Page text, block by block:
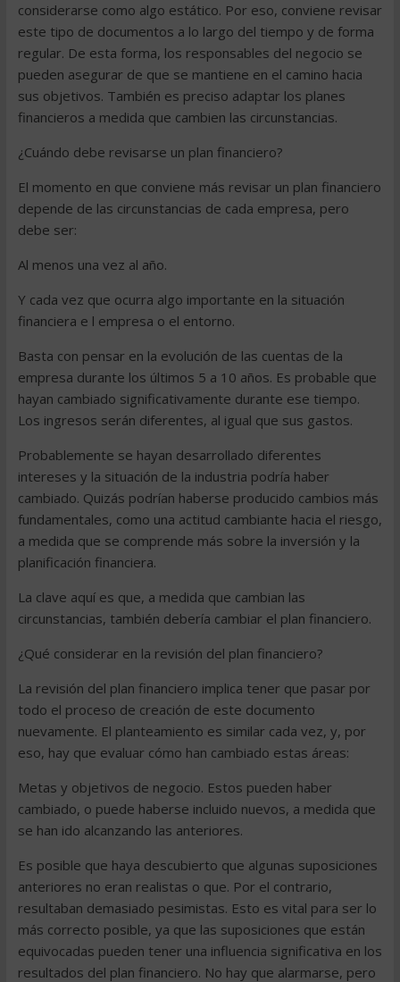
considerarse como algo estático. Por eso, conviene revisar
este tipo de documentos a lo largo del tiempo y de forma
regular. De esta forma, los responsables del negocio se
pueden asegurar de que se mantiene en el camino hacia
sus objetivos. También es preciso adaptar los planes
financieros a medida que cambien las circunstancias.
¿Cuándo debe revisarse un plan financiero?
El momento en que conviene más revisar un plan financiero
depende de las circunstancias de cada empresa, pero
debe ser:
Al menos una vez al año.
Y cada vez que ocurra algo importante en la situación
financiera e l empresa o el entorno.
Basta con pensar en la evolución de las cuentas de la
empresa durante los últimos 5 a 10 años. Es probable que
hayan cambiado significativamente durante ese tiempo.
Los ingresos serán diferentes, al igual que sus gastos.
Probablemente se hayan desarrollado diferentes
intereses y la situación de la industria podría haber
cambiado. Quizás podrían haberse producido cambios más
fundamentales, como una actitud cambiante hacia el riesgo,
a medida que se comprende más sobre la inversión y la
planificación financiera.
La clave aquí es que, a medida que cambian las
circunstancias, también debería cambiar el plan financiero.
¿Qué considerar en la revisión del plan financiero?
La revisión del plan financiero implica tener que pasar por
todo el proceso de creación de este documento
nuevamente. El planteamiento es similar cada vez, y, por
eso, hay que evaluar cómo han cambiado estas áreas:
Metas y objetivos de negocio. Estos pueden haber
cambiado, o puede haberse incluido nuevos, a medida que
se han ido alcanzando las anteriores.
Es posible que haya descubierto que algunas suposiciones
anteriores no eran realistas o que. Por el contrario,
resultaban demasiado pesimistas. Esto es vital para ser lo
más correcto posible, ya que las suposiciones que están
equivocadas pueden tener una influencia significativa en los
resultados del plan financiero. No hay que alarmarse, pero